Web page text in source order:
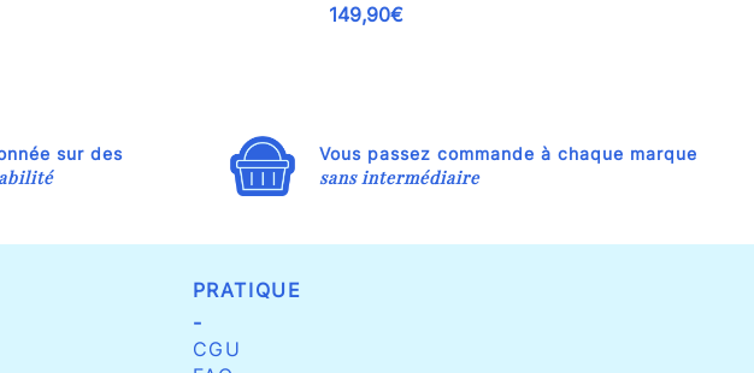
149,90€
sur des
Vous passez commande à chaque marque
sans intermédiaire
PRATIQUE
-
CGU